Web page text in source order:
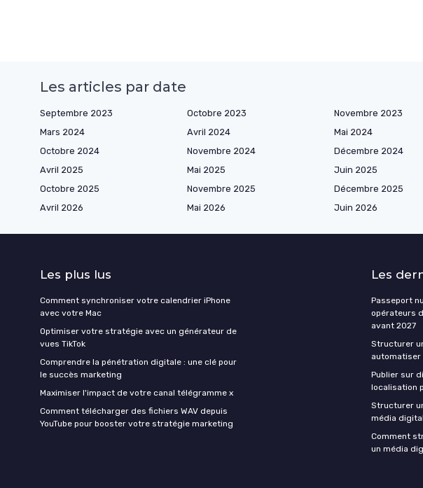
Les articles par date
Septembre 2023 Octobre 2023 Novembre 2023
Mars 2024
Avril 2024 Mai 2024
Octobre 2024
Novembre 2024 Décembre 2024
Avril 2025
Mai 2025 Juin 2025
Octobre 2025
Novembre 2025 Décembre 2025
Avril 2026
Mai 2026 Juin 2026
Les plus lus
Comment synchroniser votre calendrier iPhone
avec votre Mac
Optimiser votre stratégie avec un générateur de
vues TikTok
Comprendre la pénétration digitale : une clé pour
le succès marketing
Maximiser l'impact de votre canal télégramme x
Comment télécharger des fichiers WAV depuis
YouTube pour booster votre stratégie marketing
Les
Passeport
opérateurs
avant 2027
Structurer
automatiser
Publier sur
localisation
Structurer
média
Comment
un média